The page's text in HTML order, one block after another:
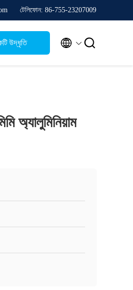
টেলিফোন: 86-755-23207009
উদ্ধৃতি  
অ্যালুমিনিয়াম